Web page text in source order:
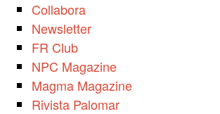
Collabora
Newsletter
FR Club
NPC Magazine
Magma Magazine
Rivista Palomar